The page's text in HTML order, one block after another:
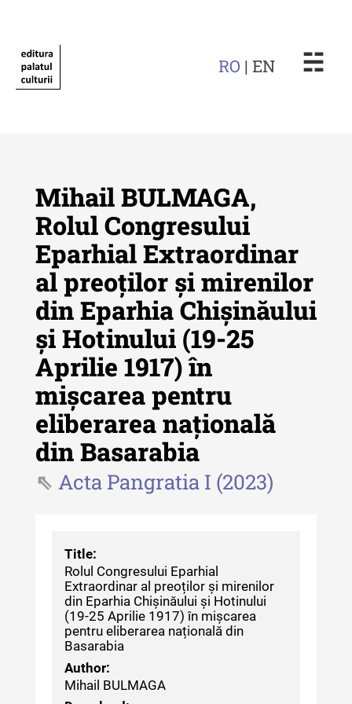
RO | EN ☵
Revista "Cercetări istorice"
Revista "Cercetări istorice" - XLIV
- 2025
Revista "Cercetări istorice" - XLIII
- 2024
Revista "Cercetări istorice" - XLII -
2023
Indexul Complet
Buletinul ”Ioan Neculce” al Muzeului
de Istorie a Moldovei
Muzeului de Istorie a Moldovei -
XXIV / 2018
Buletinul ”Ioan Neculce” al
Muzeului de Istorie a Moldovei -
XXIII / 2017
Buletinul ”Ioan Neculce” al
Muzeului de Istorie a Moldovei -
Mihail BULMAGA,
Rolul Congresului
Eparhial Extraordinar
al preoților și mirenilor
din Eparhia Chișinăului
și Hotinului (19-25
Aprilie 1917) în
mișcarea pentru
eliberarea națională
din Basarabia
Acta Pangratia I (2023)
Title:
Rolul Congresului Eparhial
Extraordinar al preoților și mirenilor
din Eparhia Chișinăului și Hotinului
(19-25 Aprilie 1917) în mișcarea
pentru eliberarea națională din
Basarabia
Author:
Mihail BULMAGA